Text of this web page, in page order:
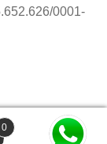
0
0001-